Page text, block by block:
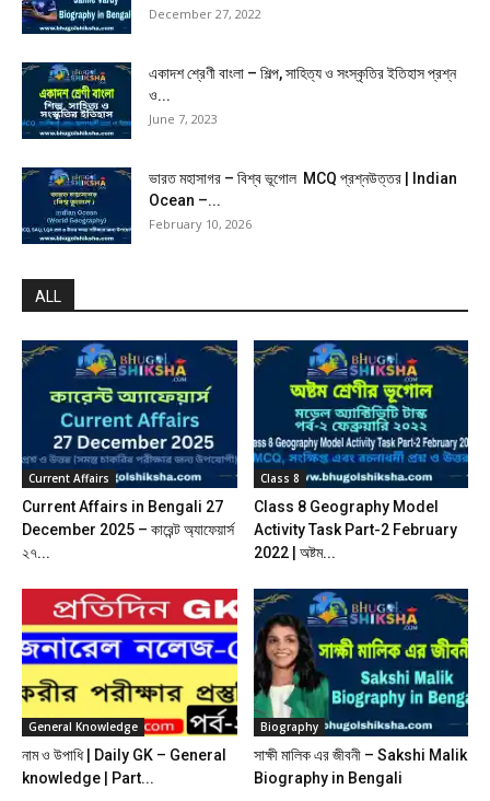
December 27, 2022
একাদশ শ্রেণী বাংলা – শিল্প, সাহিত্য ও সংস্কৃতির ইতিহাস প্রশ্ন
ও...
June 7, 2023
ভারত মহাসাগর – বিশ্ব ভূগোল MCQ প্রশ্নউত্তর | Indian
Ocean –...
February 10, 2026
ALL
Current Affairs
Current Affairs in Bengali 27
December 2025 – কারেন্ট অ্যাফেয়ার্স
২৭...
Class 8
Class 8 Geography Model
Activity Task Part-2 February
2022 | অষ্টম...
General Knowledge
নাম ও উপাধি | Daily GK – General
knowledge | Part...
Biography
সাক্ষী মালিক এর জীবনী – Sakshi Malik
Biography in Bengali